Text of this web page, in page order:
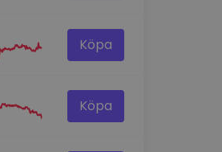
Köpa
Köpa